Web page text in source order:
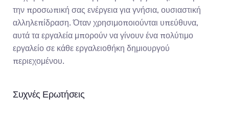
την προσωπική σας ενέργεια για γνήσια, ουσιαστική
αλληλεπίδραση. Όταν χρησιμοποιούνται υπεύθυνα,
αυτά τα εργαλεία μπορούν να γίνουν ένα πολύτιμο
εργαλείο σε κάθε εργαλειοθήκη δημιουργού
περιεχομένου.
Συχνές Ερωτήσεις